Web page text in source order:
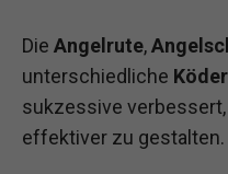
Die Angelrute,
unterschiedliche Köder
sukzessive
effektiver zu gestalten.